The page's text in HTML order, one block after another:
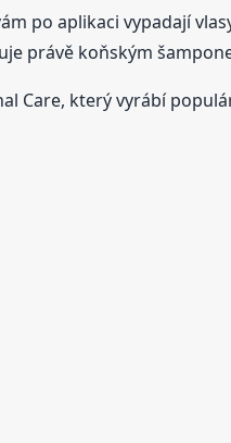
po aplikaci vypadají
právě koňským
Care, který vyrábí